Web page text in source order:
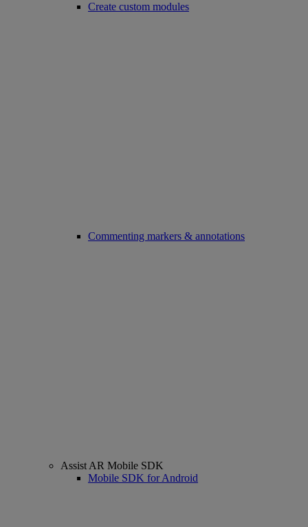
Create custom modules
Commenting markers & annotations
Assist AR Mobile SDK
Mobile SDK for Android